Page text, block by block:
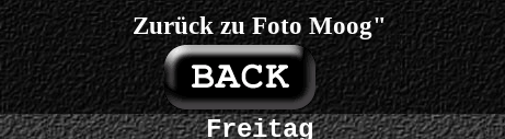
Zurück zu Foto Moog"
Freitag